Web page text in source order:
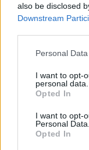
also be disclosed
Downstream
Personal
I want to opt-
personal data.
Opted In
I want to opt-
Personal Data.
Opted In
2026.
Maros-
és kisebb